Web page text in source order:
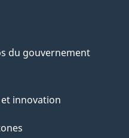
du gouvernement
et innovation